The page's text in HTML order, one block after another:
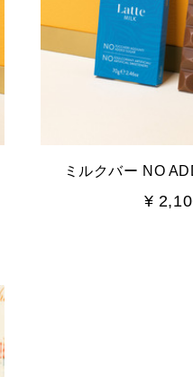
ミルクバー NO
¥